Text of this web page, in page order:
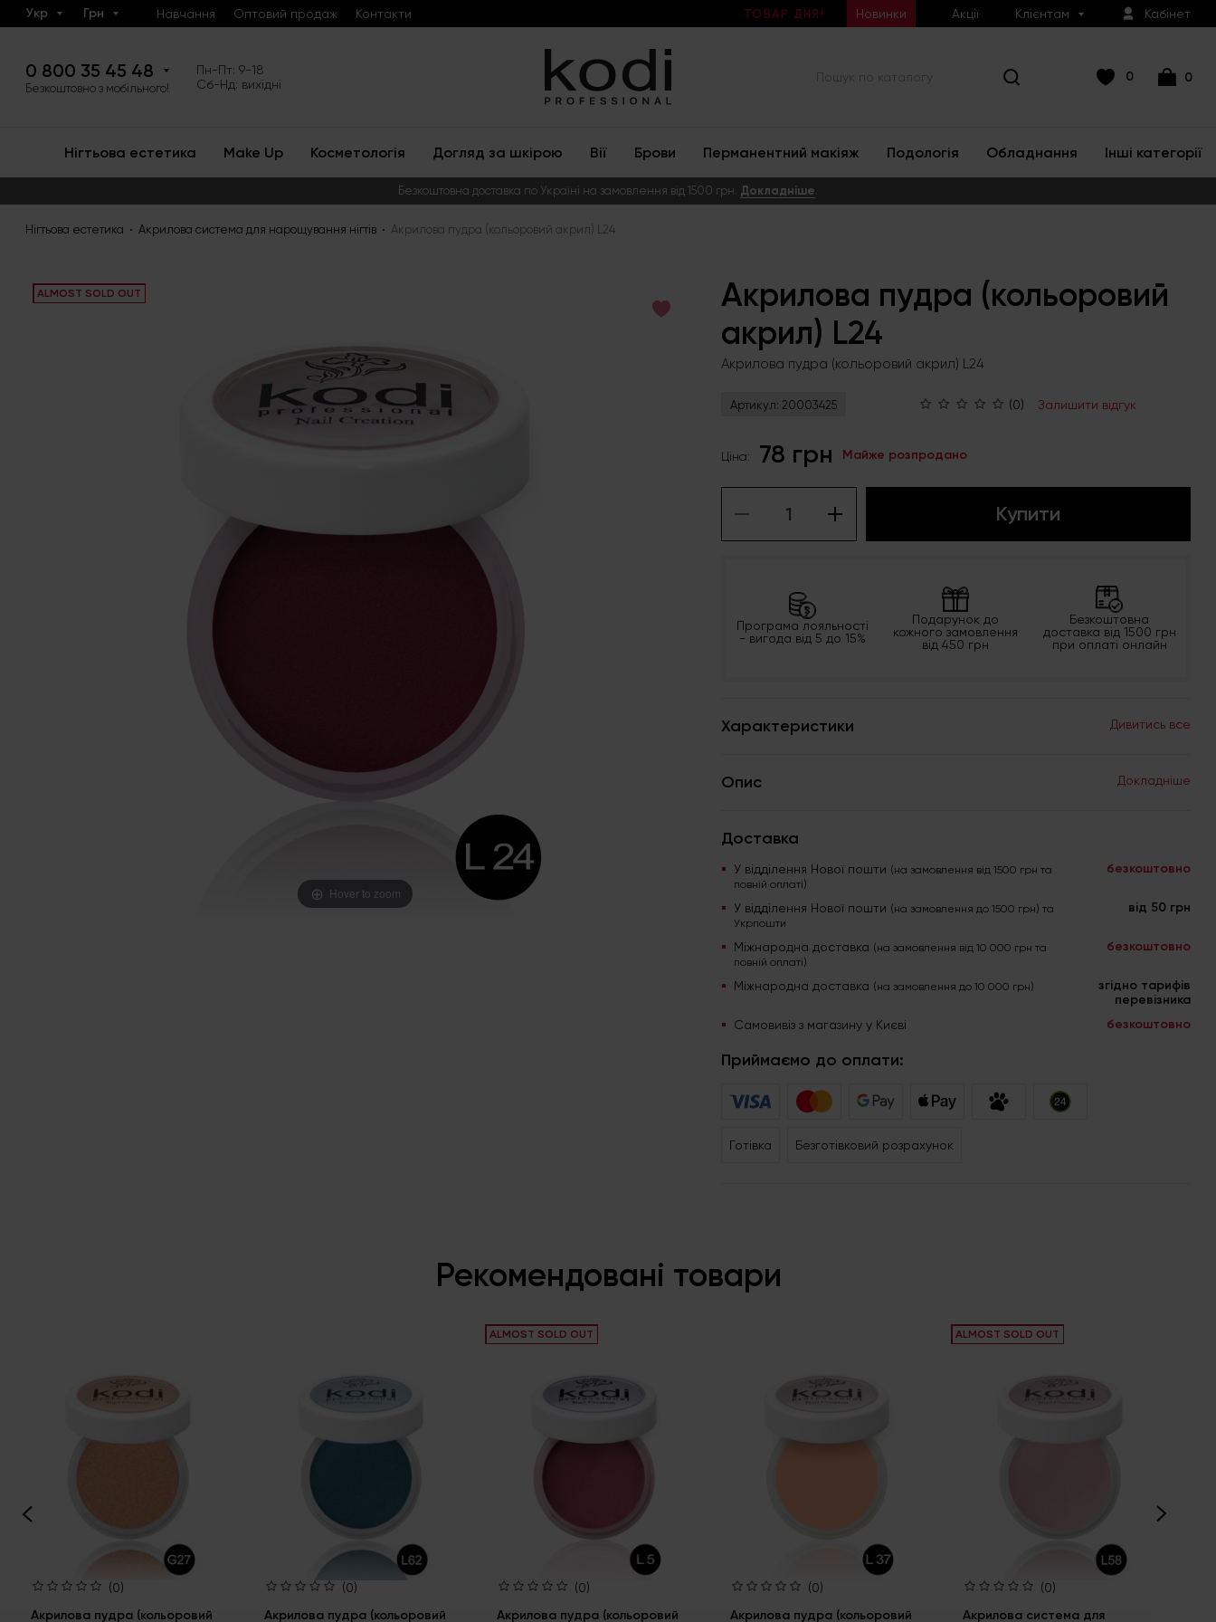
Укр Грн Навчання Оптовий продаж Контакти ТОВАР ДНЯ! Новинки Акції Клієнтам Кабінет
0 800 35 45 48
Безкоштовно з мобільного!
Пн-Пт: 9-18
Сб-Нд: вихідні
0 0
Нігтьова естетика Make Up Косметологія Догляд за шкірою Вії Брови Перманентний макіяж Подологія Обладнання Інші категорії
Безкоштовна доставка по Україні на замовлення від 1500 грн. Докладніше.
Нігтьова естетика Акрилова система для нарощування нігтів Акрилова пудра (кольоровий акрил) L24
ALMOST SOLD OUT
Hover to zoom
Акрилова пудра (кольоровий
акрил) L24
Акрилова пудра (кольоровий акрил) L24
Артикул: 20003425 (0) Залишити відгук
Ціна: 78 грн Майже розпродано
Купити
Програма лояльності
- вигода від 5 до 15%
Подарунок до
кожного замовлення
від 450 грн
Безкоштовна
доставка від 1500 грн
при оплаті онлайн
Характеристики Дивитись все
Опис Докладніше
Доставка
У відділення Нової пошти (на замовлення від 1500 грн та
повній оплаті)
безкоштовно
У відділення Нової пошти (на замовлення до 1500 грн) та
Укрпошти
від 50 грн
Міжнародна доставка (на замовлення від 10 000 грн та
повній оплаті)
безкоштовно
Міжнародна доставка (на замовлення до 10 000 грн)
згідно тарифів
перевізника
Самовивіз з магазину у Києві безкоштовно
Приймаємо до оплати:
Готівка Безготівковий розрахунок
Рекомендовані товари
(0)
Акрилова пудра (кольоровий
(0)
Акрилова пудра (кольоровий
ALMOST SOLD OUT
(0)
Акрилова пудра (кольоровий
(0)
Акрилова пудра (кольоровий
ALMOST SOLD OUT
(0)
Акрилова система для